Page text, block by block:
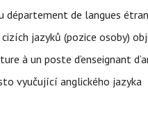
département de langues
jazyků (pozice osoby)
à un poste d’enseignant
vyučující anglického jazyka